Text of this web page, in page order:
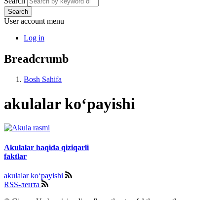
Search
User account menu
Log in
Breadcrumb
Bosh Sahifa
akulalar ko‘payishi
Akulalar haqida qiziqarli
faktlar
akulalar ko‘payishi
RSS-лента